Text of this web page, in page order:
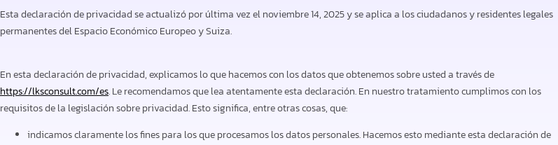
Esta declaración de privacidad se actualizó por última vez el noviembre 14, 2025 y se aplica a los ciudadanos y residentes legales
permanentes del Espacio Económico Europeo y Suiza.
En esta declaración de privacidad, explicamos lo que hacemos con los datos que obtenemos sobre usted a través de
https://lksconsult.com/es. Le recomendamos que lea atentamente esta declaración. En nuestro tratamiento cumplimos con los
requisitos de la legislación sobre privacidad. Esto significa, entre otras cosas, que:
indicamos claramente los fines para los que procesamos los datos personales. Hacemos esto mediante esta declaración de